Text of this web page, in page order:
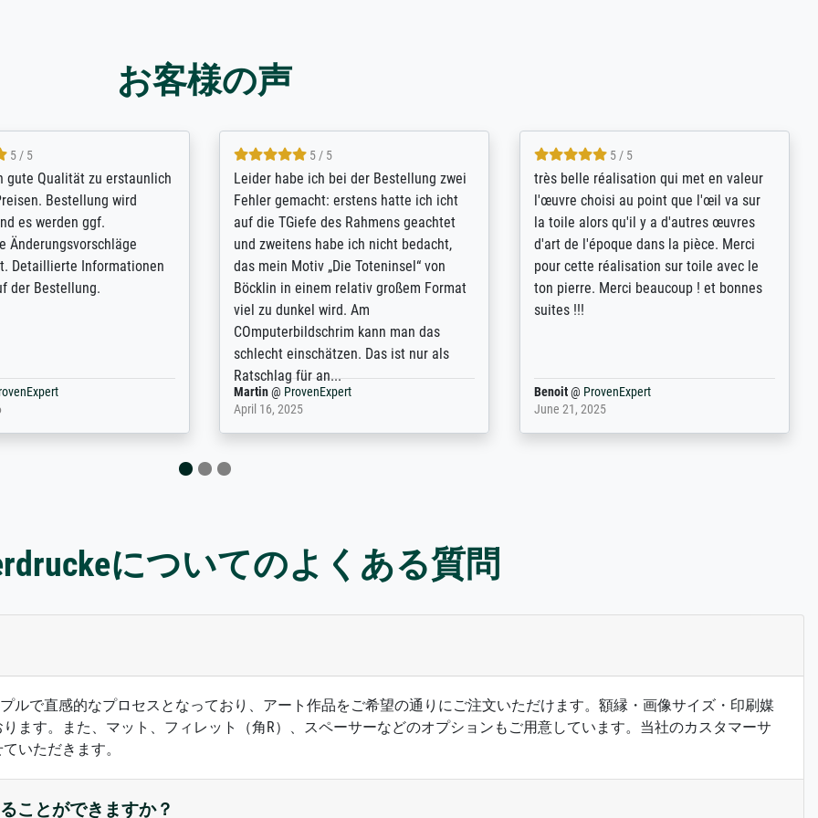
お客様の声
5 / 5
recommended. The
and payment process
was efficient and
exceeds expectations. I
the UK and found the site
a specific print - I am very
5 / 5
The team at Meisterdrucke strives to
meet its clients demands, and provides
expert advice on how to obtain the best
results for the prints requested by the
client. The company has a vast
repertoire of prints to choose from, and
will provide excellent service also with
regards to prints which are not in that
repertoire. Highly recommended!
Anonym@ProvenExpert
April 22, 2026
5 / 5
eine große Auswahl an Bildern und
deren Reproduktionsmöglichkeiten;
wurde sehr gut durch die einzelnen
Bestellkriterien geführt, verständliche
Erklärungen, z.B. mit Bilddarstellungen,
werde auf jeden Fall meine guten
Erfahrungen weitergeben.
Anonym@ProvenExpert
May 13, 2026
についてのよくある質問
ルで直感的なプロセスとなっており、アート作品をご希望の通りにご注文いただけます。額縁・画像サイズ・印刷媒
ます。また、マット、フィレット（角R）、スペーサーなどのオプションもご用意しています。当社のカスタマーサ
いただきます。
ことができますか？